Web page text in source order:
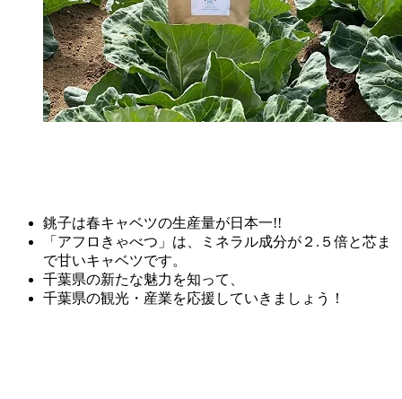
銚子は春キャベツの生産量が日本一!!
「アフロきゃべつ」は、ミネラル成分が２.５倍と芯ま
で甘いキャベツです。
千葉県の新たな魅力を知って、
千葉県の観光・産業を応援していきましょう！